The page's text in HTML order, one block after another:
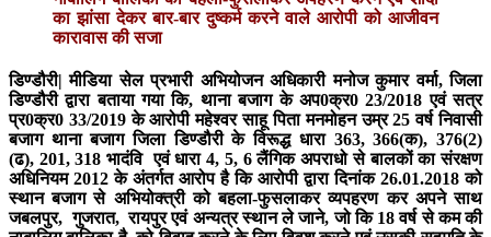
का झांसा देकर बार-बार दुष्‍कर्म करने वाले आरोपी को आजीवन
कारावास की सजा
डिण्‍डौरी|मीडिया सेल प्रभारी अभियोजन अधिकारी मनोज कुमार वर्मा, जिला
डिण्‍डौरी द्वारा बताया गया कि, थाना बजाग के अप0क्र0 23/2018 एवं सत्र
प्र0क्र0 33/2019 के आरोपी महेश्‍वर साहू पिता मनमोहन उम्र 25 वर्ष निवासी
बजाग थाना बजाग जिला डिण्‍डौरी के विरूद्ध धारा 363, 366(क), 376(2)
(ढ), 201, 318 भादंवि एवं धारा 4, 5, 6 लैंगिक अपराधो से बालकों का संरक्षण
अधिनियम 2012 के अंतर्गत आरोप है कि आरोपी द्वारा दिनांक 26.01.2018 को
स्‍थान बजाग से अभियोक्‍त्री को बहला-फुसलाकर व्‍यपहरण कर अपने साथ
जबलपुर, गुजरात, रायपुर एवं अन्‍यत्र स्‍थान ले जाने, जो कि 18 वर्ष से कम की